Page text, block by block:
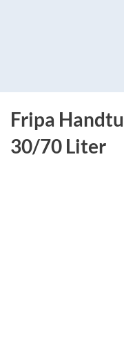
Fripa
30/70 Liter